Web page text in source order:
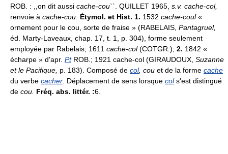
ROB. : ,,on dit aussi cache-cou``. QUILLET 1965, s.v. cache-col,
renvoie à cache-cou. Étymol. et Hist. 1. 1532 cache-coul«
ornement pour le cou, sorte de fraise » (RABELAIS, Pantagruel,
éd. Marty-Laveaux, chap. 17, t. 1, p. 304), forme seulement
employée par Rabelais; 1611 cache-col(COTGR.); 2. 1842 «
écharpe » d'apr. PtROB.; 1921 cache-col (GIRAUDOUX, Suzanne
et le Pacifique, p. 183). Composé de col, cou et de la forme cache
du verbe cacher . Déplacement de sens lorsque cols'est distingué
de cou. Fréq. abs. littér. :6.